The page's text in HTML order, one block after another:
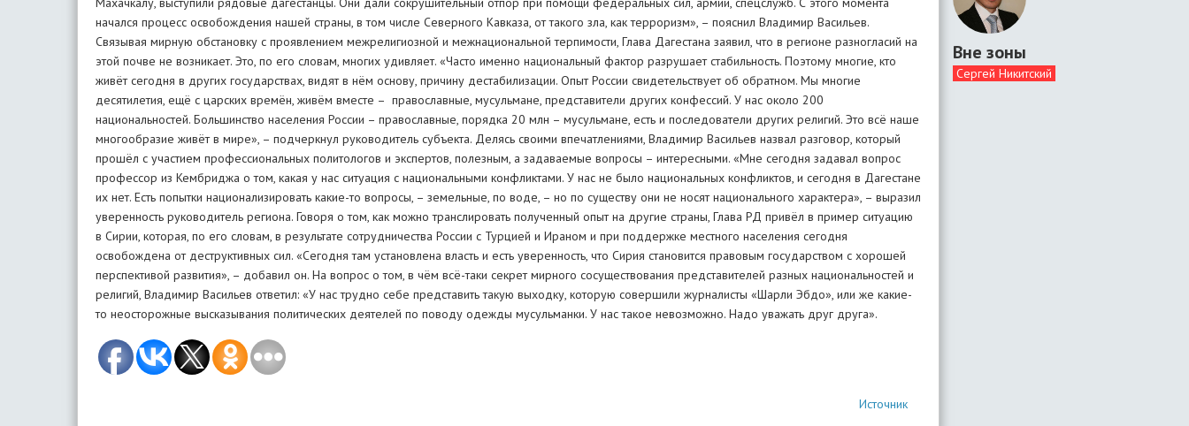
начался процесс освобождения нашей страны, в том числе Северного Кавказа, от такого зла, как терроризм», – пояснил Владимир Васильев.
Связывая мирную обстановку с проявлением межрелигиозной и межнациональной терпимости, Глава Дагестана заявил, что в регионе разногласий на
этой почве не возникает. Это, по его словам, многих удивляет. «Часто именно национальный фактор разрушает стабильность. Поэтому многие, кто
живёт сегодня в других государствах, видят в нём основу, причину дестабилизации. Опыт России свидетельствует об обратном. Мы многие
десятилетия, ещё с царских времён, живём вместе – православные, мусульмане, представители других конфессий. У нас около 200
национальностей. Большинство населения России – православные, порядка 20 млн – мусульмане, есть и последователи других религий. Это всё наше
многообразие живёт в мире», – подчеркнул руководитель субъекта. Делясь своими впечатлениями, Владимир Васильев назвал разговор, который
прошёл с участием профессиональных политологов и экспертов, полезным, а задаваемые вопросы – интересными. «Мне сегодня задавал вопрос
профессор из Кембриджа о том, какая у нас ситуация с национальными конфликтами. У нас не было национальных конфликтов, и сегодня в Дагестане
их нет. Есть попытки национализировать какие-то вопросы, – земельные, по воде, – но по существу они не носят национального характера», – выразил
уверенность руководитель региона. Говоря о том, как можно транслировать полученный опыт на другие страны, Глава РД привёл в пример ситуацию
в Сирии, которая, по его словам, в результате сотрудничества России с Турцией и Ираном и при поддержке местного населения сегодня
освобождена от деструктивных сил. «Сегодня там установлена власть и есть уверенность, что Сирия становится правовым государством с хорошей
перспективой развития», – добавил он. На вопрос о том, в чём всё-таки секрет мирного сосуществования представителей разных национальностей и
религий, Владимир Васильев ответил: «У нас трудно себе представить такую выходку, которую совершили журналисты «Шарли Эбдо», или же какие-
то неосторожные высказывания политических деятелей по поводу одежды мусульманки. У нас такое невозможно. Надо уважать друг друга».
Источник
Вне зоны
Сергей Никитский